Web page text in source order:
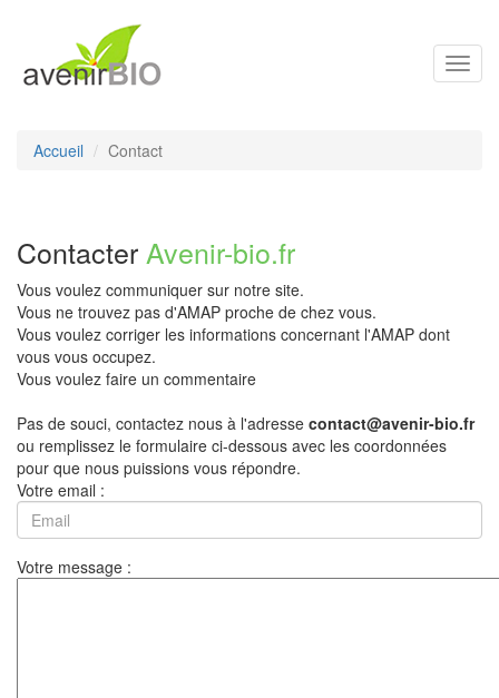
Accueil Contact
Contacter Avenir-bio.fr
Vous voulez communiquer sur notre site.
Vous ne trouvez pas d'AMAP proche de chez vous.
Vous voulez corriger les informations concernant l'AMAP dont
vous vous occupez.
Vous voulez faire un commentaire
Pas de souci, contactez nous à l'adresse contact@avenir-bio.fr
ou remplissez le formulaire ci-dessous avec les coordonnées
pour que nous puissions vous répondre.
Votre email :
Votre message :